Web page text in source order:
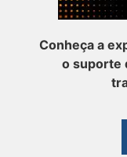
Conheça a
o suporte